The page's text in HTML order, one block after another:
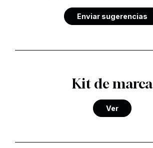
Enviar sugerencias
Kit de marca
Ver